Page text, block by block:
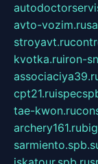
avto-vozim.ru
stroyavt.ru
kvotka.ruiron-
cpt21.ru
tae-kwon.ru
archery161.ru